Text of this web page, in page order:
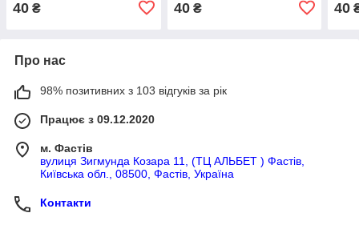
40 ₴ 40₴ 40
Про нас
98% позитивних з 103 відгуків за рік
Працює з 09.12.2020
м. Фастів
вулиця Зигмунда Козара 11, (ТЦ АЛЬБЕТ ) Фастів,
Київська обл., 08500, Фастів, Україна
Контакти